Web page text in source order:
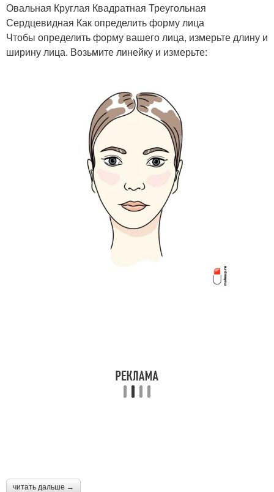
Овальная Круглая Квадратная Треугольная
Сердцевидная Как определить форму лица
Чтобы определить форму вашего лица, измерьте длину и
ширину лица. Возьмите линейку и измерьте:
читать дальше →